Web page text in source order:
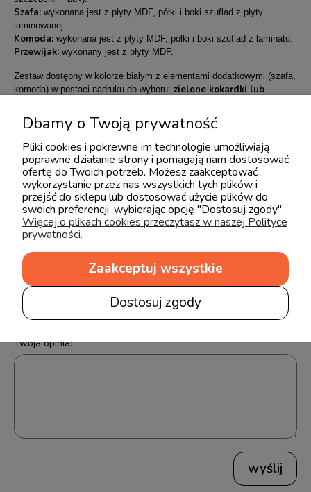
Szafa: wykonana jest z płyty MDF, półki i boki szuflad z płyty
laminowanej.
Komoda: wykonana jest z płyty MDF, półki i boki szuflad z laminatu.
Przewijak: wykonany jest z płyty MDF.
Zestaw dostępny w kolorze białym z elementami dodatkowymi (szafa,
komoda) w postaci nadruku do wyboru: zielone kokardki lub
w pozostałych elementach zestawu zostanie automatycznie
dopasowany do wybranego nadruku.
Zestaw sprzedawany bez spersonalizowanych tabliczek - możliwość
dokupienia do szafy oraz przewijaka.
Opinie o produkcie (0)
Imię lub pseudonim:
Twoja opinia:
wyślij
Dbamy o Twoją prywatność
Pliki cookies i pokrewne im technologie umożliwiają
poprawne działanie strony i pomagają nam dostosować
ofertę do Twoich potrzeb. Możesz zaakceptować
wykorzystanie przez nas wszystkich tych plików i
przejść do sklepu lub dostosować użycie plików do
swoich preferencji, wybierając opcję "Dostosuj zgody".
Więcej o plikach cookies przeczytasz w naszej Polityce
prywatności.
Dostosuj zgody
Zaakceptuj wszystkie